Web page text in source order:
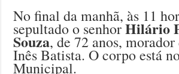
No final da manhã, às 11
sepultado o senhorHilário
Souza, de 72 anos,
Inês Batista. O corpo está
Municipal.